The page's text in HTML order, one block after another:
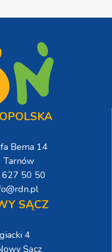
Bema 14
50 50
SĄCZ
4
Sącz